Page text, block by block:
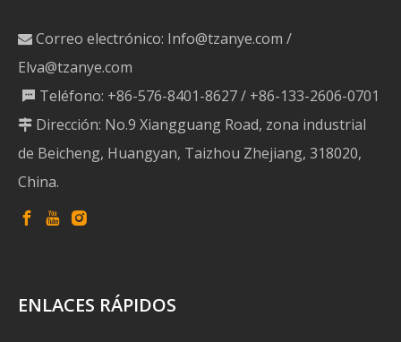
 Correo electrónico: Info@tzanye.com /
Elva@tzanye.com
 Teléfono: +86-576-8401-8627 / +86-133-2606-0701
 Dirección: No.9 Xiangguang Road, zona industrial
de Beicheng, Huangyan, Taizhou Zhejiang, 318020,
China.
ENLACES RÁPIDOS